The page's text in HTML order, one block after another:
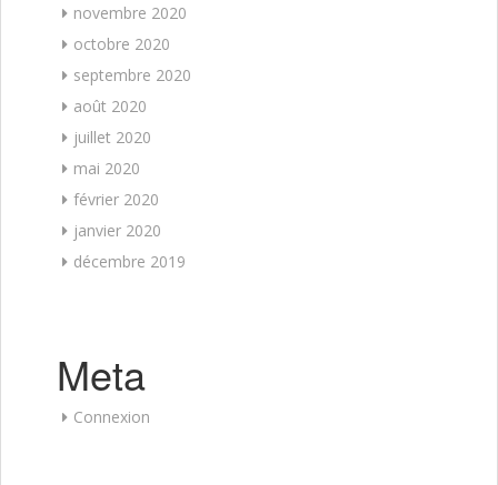
novembre 2020
octobre 2020
septembre 2020
août 2020
juillet 2020
mai 2020
février 2020
janvier 2020
décembre 2019
Meta
Connexion